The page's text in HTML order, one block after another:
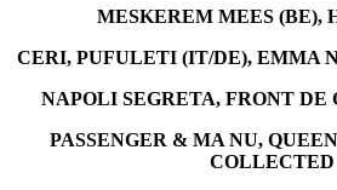
MESKEREM MEES (BE),
CERI, PUFULETI (IT/DE), EMMA
NAPOLI SEGRETA, FRONT
PASSENGER & MA NU,
COLLECTED